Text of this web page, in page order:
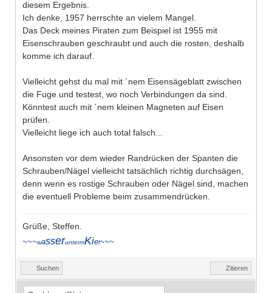
diesem Ergebnis.
Ich denke, 1957 herrschte an vielem Mangel.
Das Deck meines Piraten zum Beispiel ist 1955 mit
Eisenschrauben geschraubt und auch die rosten, deshalb
komme ich darauf.
Vielleicht gehst du mal mit ´nem Eisensägeblatt zwischen
die Fuge und testest, wo noch Verbindungen da sind.
Könntest auch mit `nem kleinen Magneten auf Eisen
prüfen.
Vielleicht liege ich auch total falsch...
Ansonsten vor dem wieder Randrücken der Spanten die
Schrauben/Nägel vielleicht tatsächlich richtig durchsägen,
denn wenn es rostige Schrauben oder Nägel sind, machen
die eventuell Probleme beim zusammendrücken.
Grüße, Steffen.
~~~wasseruntermKiel~~~
Suchen Zitieren